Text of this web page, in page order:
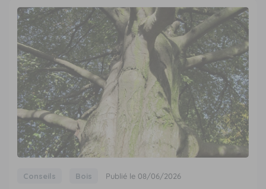
Conseils Bois Publié le 08/06/2026